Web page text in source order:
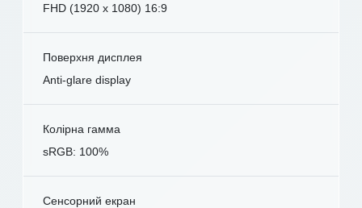
FHD (1920 x 1080) 16:9
Поверхня дисплея
Anti-glare display
Колірна гамма
sRGB: 100%
Сенсорний екран